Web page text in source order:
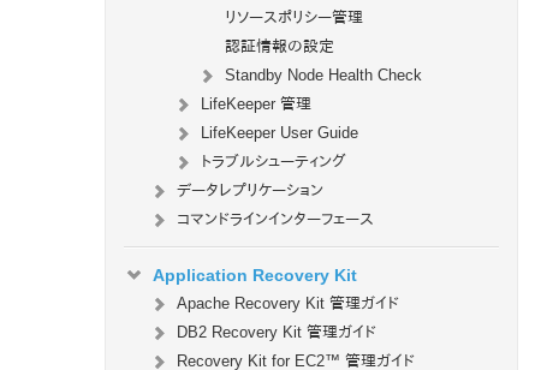
リソースポリシー管理
認証情報の設定
Standby Node Health Check
LifeKeeper 管理
LifeKeeper User Guide
トラブルシューティング
データレプリケーション
コマンドラインインターフェース
Application Recovery Kit
Apache Recovery Kit 管理ガイド
DB2 Recovery Kit 管理ガイド
Recovery Kit for EC2™ 管理ガイド